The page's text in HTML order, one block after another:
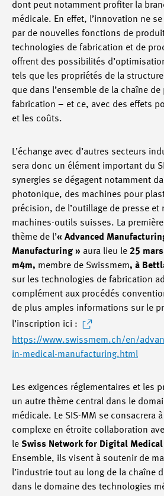
dont peut notamment profiter la
médicale. En effet, l’innovation ne
par de nouvelles fonctions de
technologies de fabrication et de
offrent des possibilités
tels que les propriétés de la
que dans l’ensemble de la chaîne
fabrication – et ce, avec des effets
et les coûts.
L’échange avec d’autres secteurs
sera donc un élément important du
synergies se dégagent notamment
photonique, des machines pour
précision, de l’outillage de presse et
machines-outils suisses. La
thème de l’« Advanced
Manufacturing » aura lieu le 25
m4m, membre de Swissmem, à
sur les technologies de fabrication
complément aux procédés
de plus amples informations sur le
l’inscription ici :
https://www.swissmem.ch/en/
in-medical-manufacturing.html
Les exigences réglementaires et les
un autre thème central dans le
médicale. Le SIS-MM se consacrera
complexe en étroite collaboration
le Swiss Network for Digital
Ensemble, ils visent à soutenir de
l’industrie tout au long de la chaîne
dans le domaine des technologies